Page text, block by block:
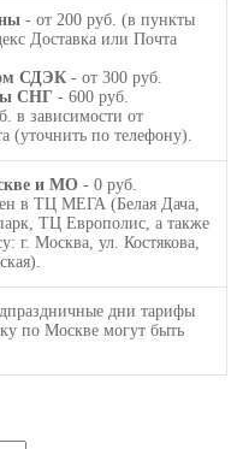
- от 200 руб. (в пункты
Доставка или Почта
СДЭК - от 300 руб.
СНГ - 600 руб.
в зависимости от
(уточнить по телефону).
и МО - 0 руб.
в ТЦ МЕГА (Белая Дача,
ТЦ Европолис, а также
г. Москва, ул. Костякова,
дни тарифы
по Москве могут быть